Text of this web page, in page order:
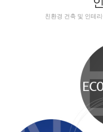
친환경 건축 및 인테